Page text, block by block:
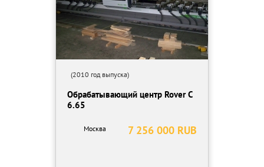
- Количеством оборотов шпинделя 1.500-24.000, плавная
регулировка, количества оборотов, направления вращения
- Встроенный фиксированный пильный агрегат для
фрезерования пазов, 4000 об/мин, 2,2 кВт, инструмент до 120
- Магазин смены инструмента 7-позиционный, смонтирован на
корпусе. Макс. вес инструмента 4,5 кг или 20 кг при полной
- Автоматическая центральная смазка
(2010 год выпуска)
Обрабатывающий центр Rover C
6.65
7 256 000 RUB
Москва